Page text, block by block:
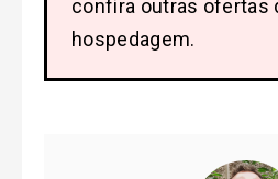
confira outras ofertas
hospedagem.